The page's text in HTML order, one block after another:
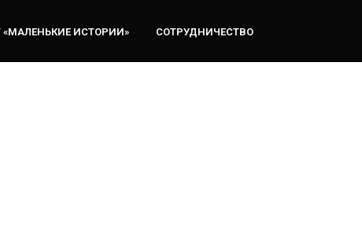
«МАЛЕНЬКИЕ ИСТОРИИ» СОТРУДНИЧЕСТВО